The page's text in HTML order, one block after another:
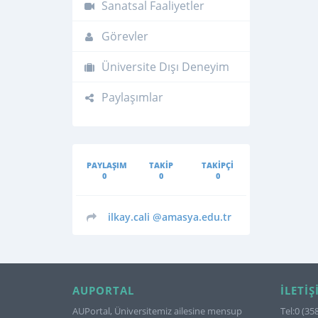
Sanatsal Faaliyetler
Görevler
Üniversite Dışı Deneyim
Paylaşımlar
PAYLAŞIM
0
TAKIP
0
TAKIPÇI
0
ilkay.cali @amasya.edu.tr
AUPORTAL
AUPortal, Üniversitemiz ailesine mensup
Tel:0